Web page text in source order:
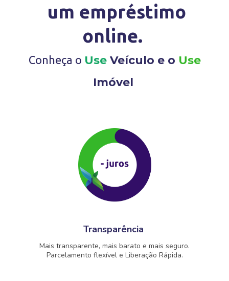
um empréstimo
online.
Conheça o UseVeículo e o Use
Imóvel
Transparência
Mais transparente, mais barato e mais seguro.
Parcelamento flexível e Liberação Rápida.